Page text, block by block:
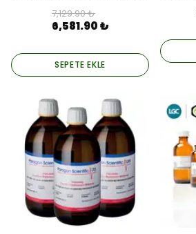
7,129.90 ₺
6,581.90 ₺
SEPETE EKLE